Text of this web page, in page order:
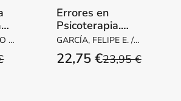
/
Errores en
Psicoterapia.
Aprendizajes
desde la práctica
clínica
GARCÍA, FELIPE E. /
CONCHA-PONCE,
PABLO
23,95 €
22,75 €